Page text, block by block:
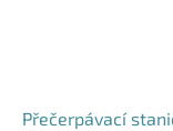
Přečerpávací